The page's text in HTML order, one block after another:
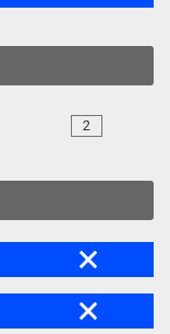
2